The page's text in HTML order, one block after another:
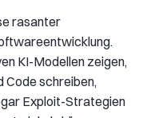
rasanter
KI-Modellen zeigen,
Code schreiben,
Exploit-Strategien